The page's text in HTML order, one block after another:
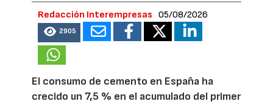
Redacción Interempresas 05/08/2026
2905
El consumo de cemento en España ha
crecido un 7,5 % en el acumulado del primer